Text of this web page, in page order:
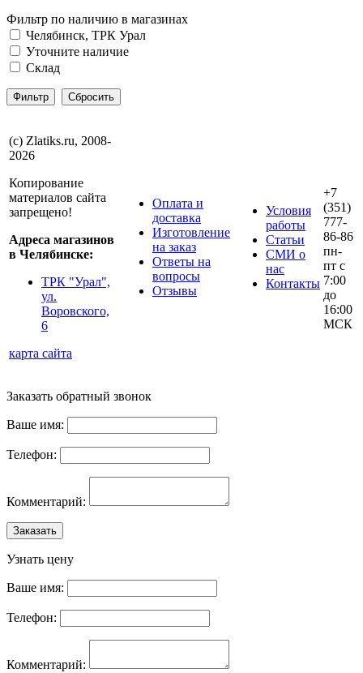
Фильтр по наличию в магазинах
Челябинск, ТРК Урал
Уточните наличие
Склад
(с) Zlatiks.ru, 2008-
2026
Копирование
материалов сайта
запрещено!
Адреса магазинов
в Челябинске:
ТРК "Урал",
ул.
Воровского,
6
карта сайта
Оплата и
доставка
Изготовление
на заказ
Ответы на
вопросы
Отзывы
Условия
работы
Статьи
СМИ о
нас
Контакты
+7
(351)
777-
86-86
пн-
пт с
7:00
до
16:00
МСК
Заказать обратный звонок
Ваше имя:
Телефон:
Комментарий:
Заказать
Узнать цену
Ваше имя:
Телефон:
Комментарий: